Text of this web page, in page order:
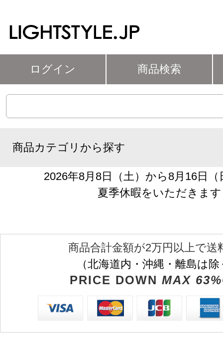
ログイン 商品検索
商品カテゴリから探す
2026年8月8日（土）から8月16日
夏季休暇をいただきます
商品合計金額が2万円以上で送
（北海道内・沖縄・離島は
PRICE DOWN MAX